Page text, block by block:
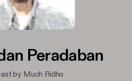
Peradaban
by Much Ridho